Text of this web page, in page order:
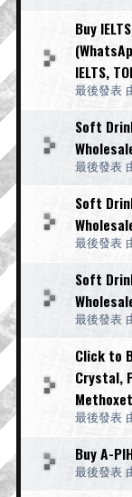
Buy
IELTS,
最後發表
Soft
最後發表
Soft
最後發表
Soft
最後發表
Click to
Crystal,
最後發表
Buy A-
最後發表